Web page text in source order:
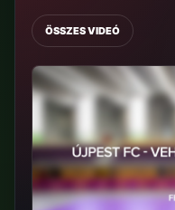
ÖSSZES VIDEÓ